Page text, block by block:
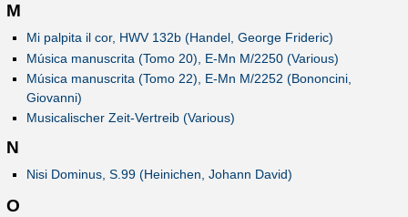
M
Mi palpita il cor, HWV 132b (Handel, George Frideric)
Música manuscrita (Tomo 20), E-Mn M/2250 (Various)
Música manuscrita (Tomo 22), E-Mn M/2252 (Bononcini,
Giovanni)
Musicalischer Zeit-Vertreib (Various)
N
Nisi Dominus, S.99 (Heinichen, Johann David)
O